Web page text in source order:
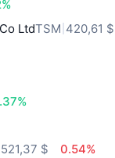
LtdTSM 420,61 $
521,37 $
0.54%